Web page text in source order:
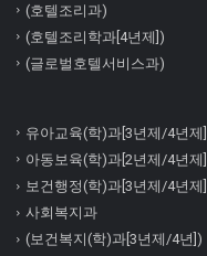
(호텔조리과)
(호텔조리학과[4년제])
(글로벌호텔서비스과)
유아교육(학)과[3년제/4년제]
아동보육(학)과[2년제/4년제]
보건행정(학)과[3년제/4년제]
사회복지과
(보건복지(학)과[3년제/4년])